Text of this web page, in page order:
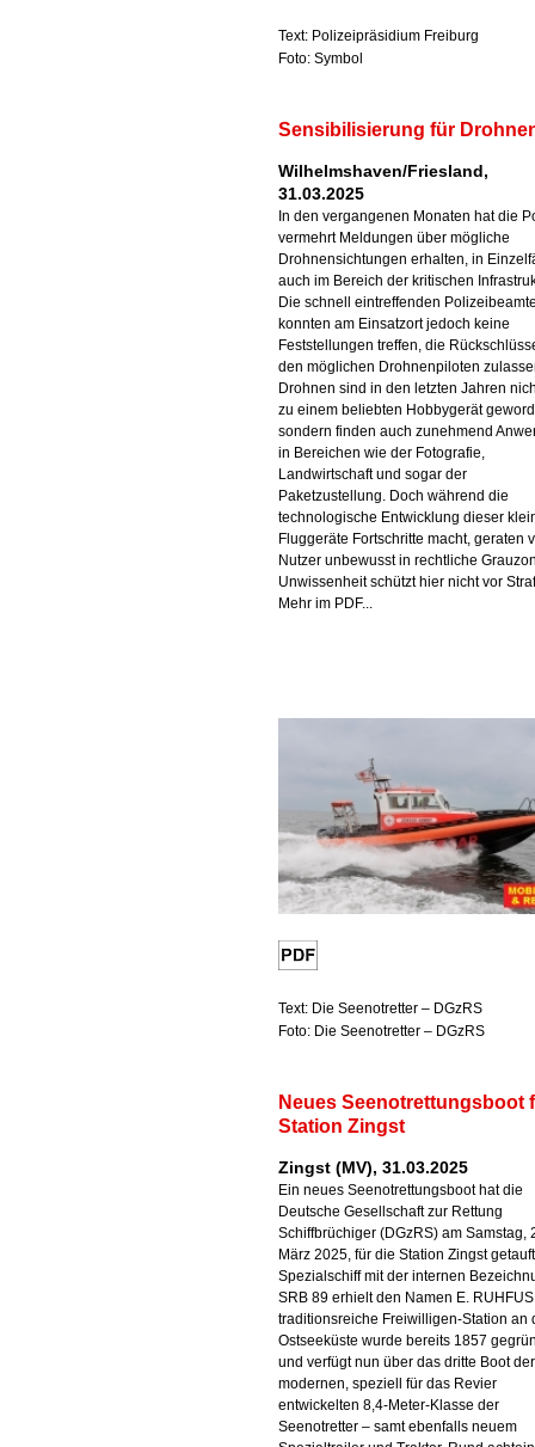
Text: Polizeipräsidium Freiburg
Foto: Symbol
Sensibilisierung für
Wilhelmshaven/Friesland,
31.03.2025
In den vergangenen Monaten hat die
vermehrt Meldungen über mögliche
Drohnensichtungen erhalten, in
auch im Bereich der kritischen
Die schnell eintreffenden
konnten am Einsatzort jedoch keine
Feststellungen treffen, die
den möglichen Drohnenpiloten
Drohnen sind in den letzten Jahren
zu einem beliebten Hobbygerät
sondern finden auch zunehmend
in Bereichen wie der Fotografie,
Landwirtschaft und sogar der
Paketzustellung. Doch während die
technologische Entwicklung dieser
Fluggeräte Fortschritte macht, geraten
Nutzer unbewusst in rechtliche
Unwissenheit schützt hier nicht vor
Mehr im PDF...
Text: Die Seenotretter – DGzRS
Foto: Die Seenotretter – DGzRS
Neues Seenotrettungsboot
Station Zingst
Zingst (MV), 31.03.2025
Ein neues Seenotrettungsboot hat die
Deutsche Gesellschaft zur Rettung
Schiffbrüchiger (DGzRS) am Samstag,
März 2025, für die Station Zingst
Spezialschiff mit der internen
SRB 89 erhielt den Namen E.
traditionsreiche Freiwilligen-Station an
Ostseeküste wurde bereits 1857
und verfügt nun über das dritte Boot der
modernen, speziell für das Revier
entwickelten 8,4-Meter-Klasse der
Seenotretter – samt ebenfalls neuem